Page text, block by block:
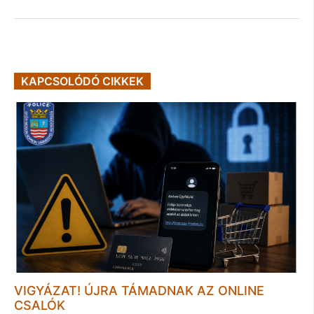
KAPCSOLÓDÓ CIKKEK
VIGYÁZAT! ÚJRA TÁMADNAK AZ ONLINE
CSALÓK